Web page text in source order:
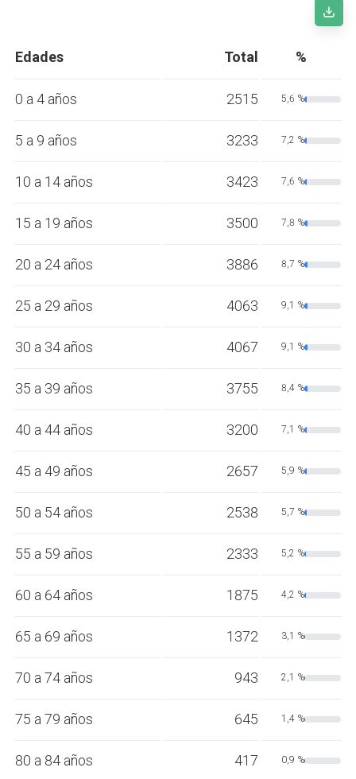
Edades Total %
0 a 4 años 2515 5,6 %
5 a 9 años 3233 7,2 %
10 a 14 años 3423 7,6 %
15 a 19 años 3500 7,8 %
20 a 24 años 3886 8,7 %
25 a 29 años 4063 9,1 %
30 a 34 años 4067 9,1 %
35 a 39 años 3755 8,4 %
40 a 44 años 3200 7,1 %
45 a 49 años 2657 5,9 %
50 a 54 años 2538 5,7 %
55 a 59 años 2333 5,2 %
60 a 64 años 1875 4,2 %
65 a 69 años 1372 3,1 %
70 a 74 años 943 2,1 %
75 a 79 años 645 1,4 %
80 a 84 años 417 0,9 %